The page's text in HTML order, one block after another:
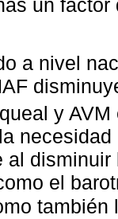
un
a nivel
y
al
el